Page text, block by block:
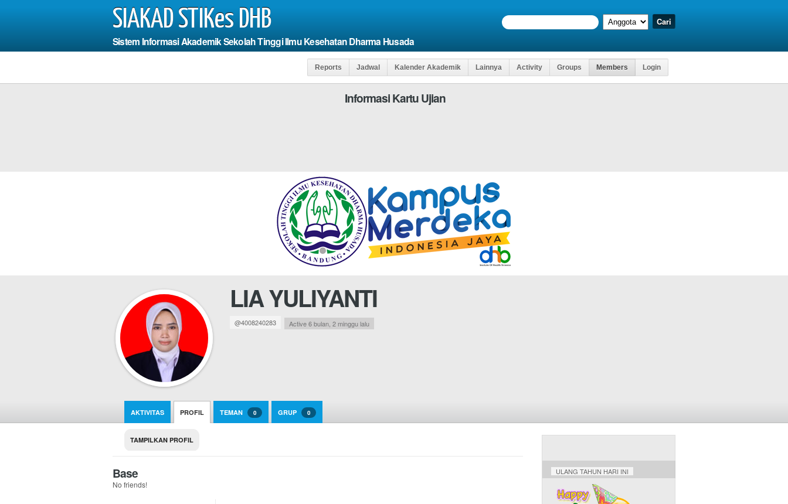
SIAKAD STIKes DHB
Sistem Informasi Akademik Sekolah Tinggi Ilmu Kesehatan Dharma Husada
Reports Jadwal Kalender Akademik Lainnya Activity Groups Members Login
Informasi Kartu Ujian
LIA YULIYANTI
@4008240283 Active 6 bulan, 2 minggu lalu
AKTIVITAS PROFIL TEMAN 0 GRUP 0
TAMPILKAN PROFIL
Base
No friends!
ULANG TAHUN HARI INI